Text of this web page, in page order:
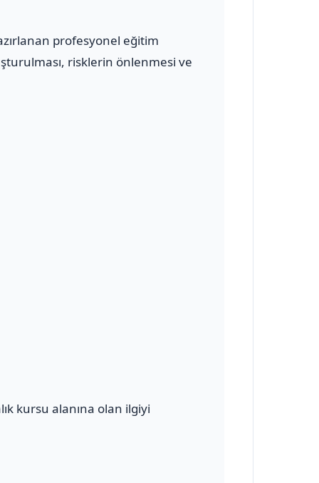
profesyonel eğitim
risklerin önlenmesi ve
kursu alanına olan ilgiyi